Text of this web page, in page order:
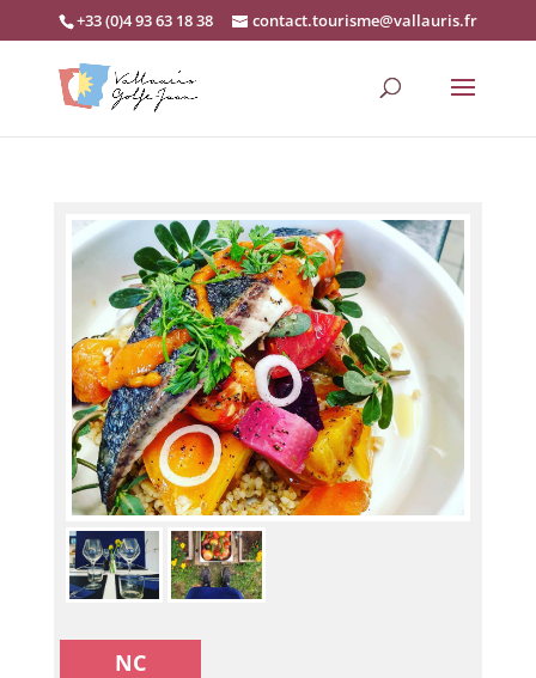
+33 (0)4 93 63 18 38 contact.tourisme@vallauris.fr
NC